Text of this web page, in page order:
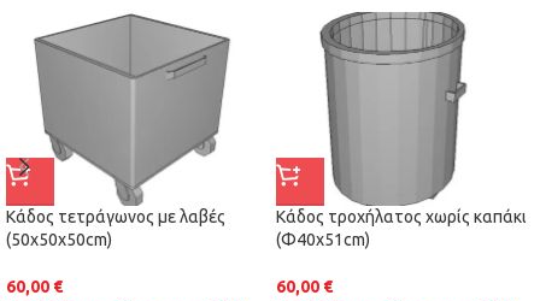
Κάδος τετράγωνος με λαβές
(50x50x50cm)
60,00 €
Κάδος τροχήλατος χωρίς καπάκι
(Φ40x51cm)
60,00 €